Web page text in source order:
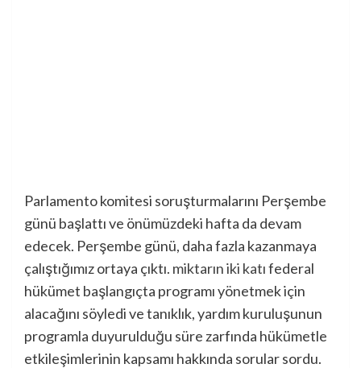
Parlamento komitesi soruşturmalarını Perşembe
günü başlattı ve önümüzdeki hafta da devam
edecek. Perşembe günü, daha fazla kazanmaya
çalıştığımız ortaya çıktı. miktarın iki katıfederal
hükümet başlangıçta programı yönetmek için
alacağını söyledi ve tanıklık, yardım kuruluşunun
programla duyurulduğu süre zarfında hükümetle
etkileşimlerinin kapsamı hakkında sorular sordu.